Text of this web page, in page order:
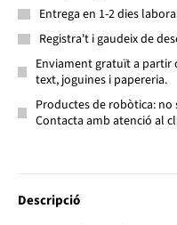
Entrega en 1-2 dies
Registra't i gaudeix de
Enviament gratuït a partir
text, joguines i papereria.
Productes de robòtica:
Contacta amb atenció al
Descripció